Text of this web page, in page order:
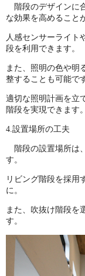
階段のデザインに
な効果を高めること
人感センサーライト
段を利用できます。
また、照明の色や明
整することも可能で
適切な照明計画を立
階段を実現できます。
4.設置場所の工夫
階段の設置場所は
す。
リビング階段を採用
に。
また、吹抜け階段を
す。